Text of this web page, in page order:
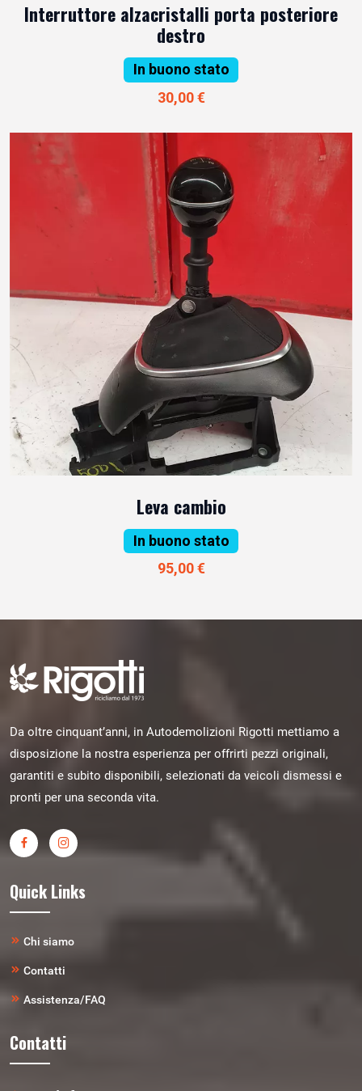
Interruttore alzacristalli porta posteriore
destro
In buono stato
30,00 €
Leva cambio
In buono stato
95,00 €
Da oltre cinquant’anni, in Autodemolizioni Rigotti mettiamo a
disposizione la nostra esperienza per offrirti pezzi originali,
garantiti e subito disponibili, selezionati da veicoli dismessi e
pronti per una seconda vita.
Quick Links
Chi siamo
Contatti
Assistenza/FAQ
Contatti